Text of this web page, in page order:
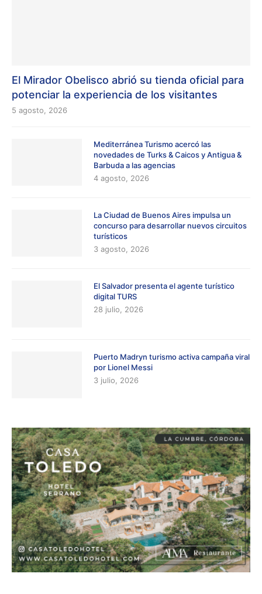
El Mirador Obelisco abrió su tienda oficial para
potenciar la experiencia de los visitantes
5 agosto, 2026
Mediterránea Turismo acercó las
novedades de Turks & Caicos y Antigua &
Barbuda a las agencias
4 agosto, 2026
La Ciudad de Buenos Aires impulsa un
concurso para desarrollar nuevos circuitos
turísticos
3 agosto, 2026
El Salvador presenta el agente turístico
digital TURS
28 julio, 2026
Puerto Madryn turismo activa campaña viral
por Lionel Messi
3 julio, 2026